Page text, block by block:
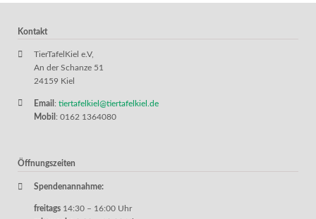
Kontakt
TierTafelKiel e.V,
An der Schanze 51
24159 Kiel
Email : tiertafelkiel@tiertafelkiel.de
Mobil : 0162 1364080
Öffnungszeiten
Spendenannahme:
freitags 14:30 – 16:00 Uhr